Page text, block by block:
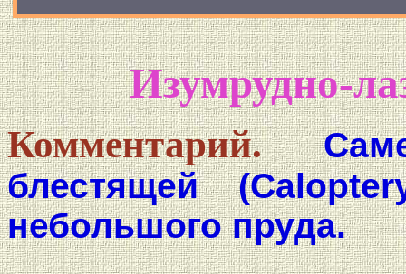
Изумрудно-
Комментарий.
блестящей
небольшого пруда.